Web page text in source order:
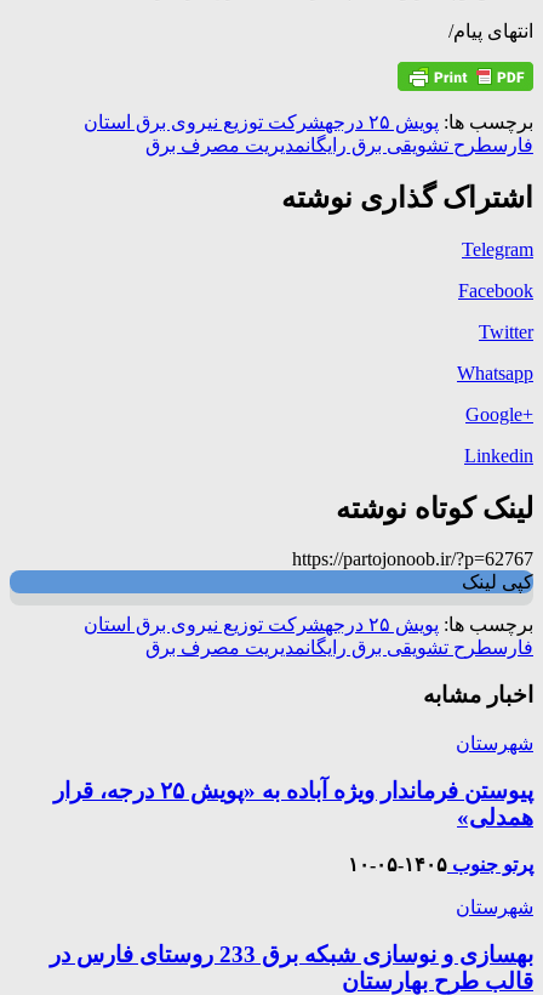
انتهای پیام/
برچسب ها: پویش ۲۵ درجه
شرکت توزیع نیروی برق استان
فارسطرح تشویقی برق رایگانمدیریت مصرف برق
اشتراک گذاری نوشته
Telegram
Facebook
Twitter
Whatsapp
+Google
Linkedin
لینک کوتاه نوشته
https://partojonoob.ir/?p=62767
کپی لینک
برچسب ها: پویش ۲۵ درجه
شرکت توزیع نیروی برق استان
فارسطرح تشویقی برق رایگانمدیریت مصرف برق
اخبار مشابه
شهرستان
پیوستن فرماندار ویژه آباده به «پویش ۲۵ درجه، قرار
همدلی»
پرتو جنوب ۱۴۰۵-۰۵-۱۰
شهرستان
بهسازی و نوسازی شبکه برق 233 روستای فارس در
قالب طرح بهارستان